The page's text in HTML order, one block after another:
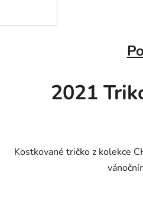
2021
Kostkované tričko z kolekce